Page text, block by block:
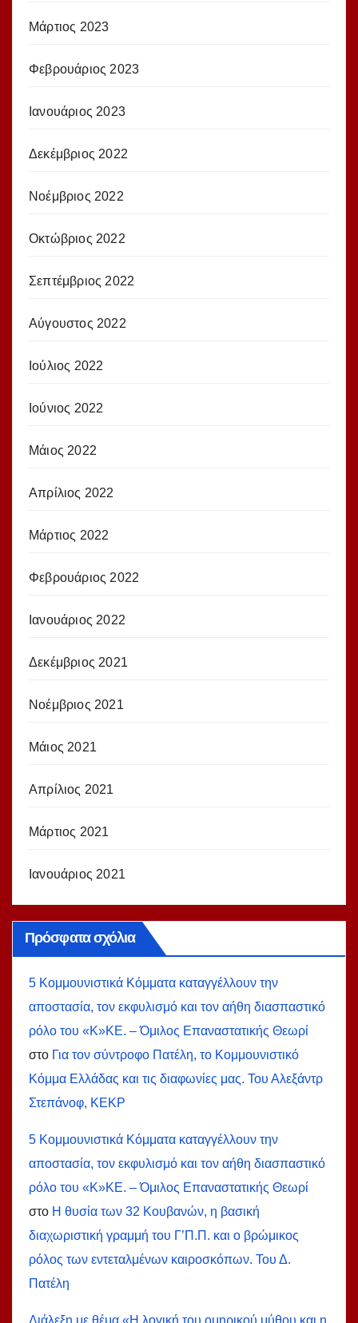
Μάρτιος 2023
Φεβρουάριος 2023
Ιανουάριος 2023
Δεκέμβριος 2022
Νοέμβριος 2022
Οκτώβριος 2022
Σεπτέμβριος 2022
Αύγουστος 2022
Ιούλιος 2022
Ιούνιος 2022
Μάιος 2022
Απρίλιος 2022
Μάρτιος 2022
Φεβρουάριος 2022
Ιανουάριος 2022
Δεκέμβριος 2021
Νοέμβριος 2021
Μάιος 2021
Απρίλιος 2021
Μάρτιος 2021
Ιανουάριος 2021
Πρόσφατα σχόλια
5 Κομμουνιστικά Κόμματα καταγγέλλουν την
αποστασία, τον εκφυλισμό και τον αήθη διασπαστικό
ρόλο του «Κ»ΚΕ. – Όμιλος Επαναστατικής Θεωρί
στο Για τον σύντροφο Πατέλη, το Κομμουνιστικό
Κόμμα Ελλάδας και τις διαφωνίες μας. Του Αλεξάντρ
Στεπάνοφ, ΚΕΚΡ
5 Κομμουνιστικά Κόμματα καταγγέλλουν την
αποστασία, τον εκφυλισμό και τον αήθη διασπαστικό
ρόλο του «Κ»ΚΕ. – Όμιλος Επαναστατικής Θεωρί
στο Η θυσία των 32 Κουβανών, η βασική
διαχωριστική γραμμή του Γ’Π.Π. και ο βρώμικος
ρόλος των εντεταλμένων καιροσκόπων. Του Δ.
Πατέλη
Διάλεξη με θέμα «Η λογική του ομηρικού μύθου και η